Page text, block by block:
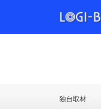
独自取材